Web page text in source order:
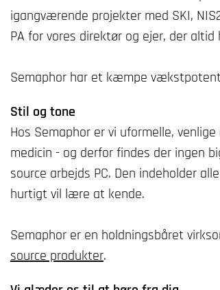
igangværende projekter med SKI,
PA for vores direktør og ejer, der
Semaphor har et kæmpe
Stil og tone
Hos Semaphor er vi uformelle,
medicin - og derfor findes der ingen
source arbejds PC. Den indeholder
hurtigt vil lære at kende.
Semaphor er en holdningsbåret
source produkter.